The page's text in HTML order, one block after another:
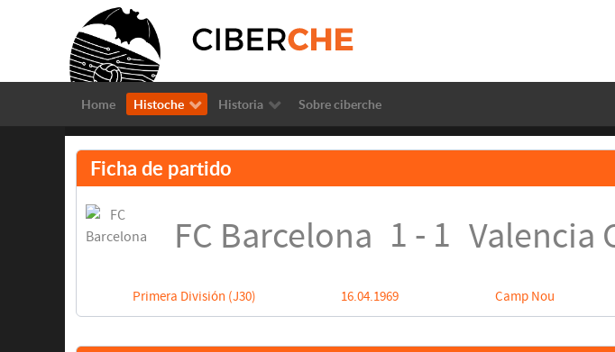
Home Histoche Historia Sobre ciberche
Ficha de partido
FC Barcelona 1 - 1 Valencia
Primera División (J30) 16.04.1969 Camp Nou